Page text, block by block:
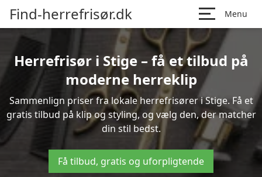
Find-herrefrisør.dk Menu
Herrefrisør i Stige – få et tilbud på
moderne herreklip
Sammenlign priser fra lokale herrefrisører i Stige. Få et
gratis tilbud på klip og styling, og vælg den, der matcher
din stil bedst.
Få tilbud, gratis og uforpligtende